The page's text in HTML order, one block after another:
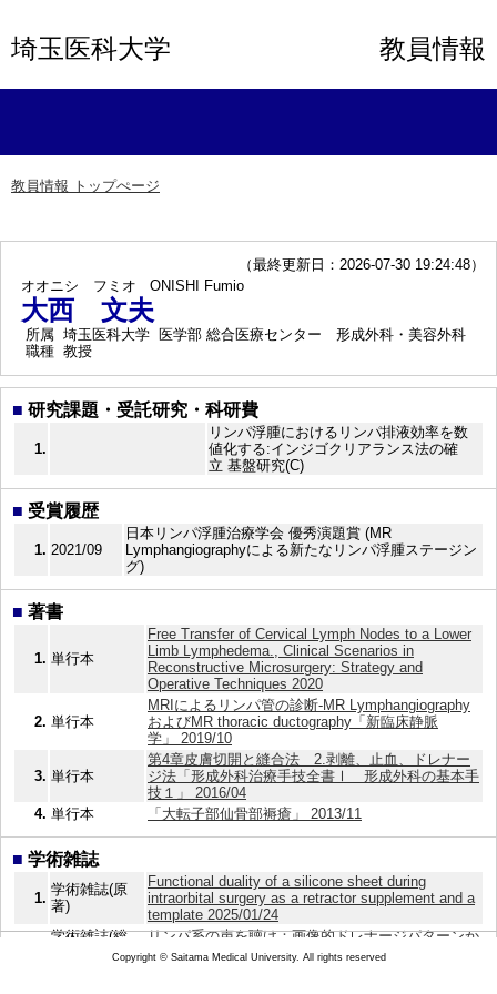
埼玉医科大学 教員情報
教員情報 トップぺージ
（最終更新日：2026-07-30 19:24:48）
オオニシ フミオ
ONISHI Fumio
大西 文夫
所属 埼玉医科大学 医学部 総合医療センター 形成外科・美容外科
職種 教授
■ 研究課題・受託研究・科研費
1.
リンパ浮腫におけるリンパ排液効率を数
値化する:インジゴクリアランス法の確
立 基盤研究(C)
■ 受賞履歴
1. 2021/09
日本リンパ浮腫治療学会 優秀演題賞 (MR
Lymphangiographyによる新たなリンパ浮腫ステージン
グ)
■ 著書
1. 単行本
Free Transfer of Cervical Lymph Nodes to a Lower
Limb Lymphedema., Clinical Scenarios in
Reconstructive Microsurgery: Strategy and
Operative Techniques 2020
2. 単行本
MRIによるリンパ管の診断-MR Lymphangiography
およびMR thoracic ductography「新臨床静脈
学」 2019/10
3. 単行本
第4章皮膚切開と縫合法 2.剥離、止血、ドレナー
ジ法「形成外科治療手技全書Ⅰ 形成外科の基本手
技１」 2016/04
4. 単行本 「大転子部仙骨部褥瘡」 2013/11
■ 学術雑誌
1.
学術雑誌(原
著)
Functional duality of a silicone sheet during
intraorbital surgery as a retractor supplement and a
template 2025/01/24
学術雑誌(総
リンパ系の声を聴け：画像的ドレナージパターンか
ら読み解くリンパ動態 2024/04/20
Copyright © Saitama Medical University. All rights reserved